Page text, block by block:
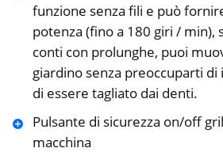
funzione senza fili e può
potenza (fino a 180 giri / min),
conti con prolunghe, puoi
giardino senza preoccuparti
di essere tagliato dai denti.
Pulsante di sicurezza on/off
macchina